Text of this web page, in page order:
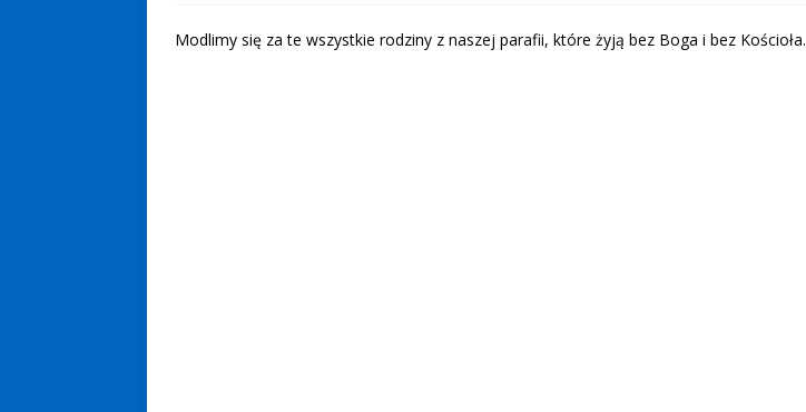
Modlimy się za te wszystkie rodziny z naszej parafii, które żyją bez Boga i bez Kościoła.